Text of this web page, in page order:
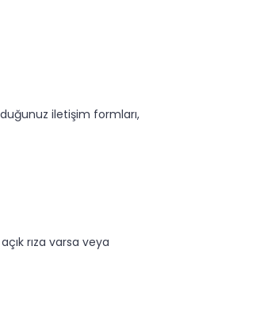
iletişim formları,
rıza varsa veya